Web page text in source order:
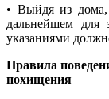
• Выйдя из дома,
дальнейшем для
указаниями
Правила
похищения